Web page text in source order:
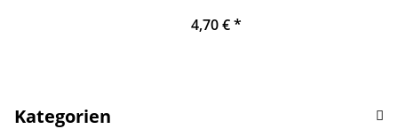
4,70 €*
Kategorien